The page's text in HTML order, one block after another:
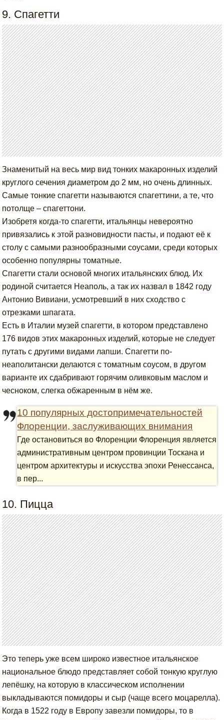
9. Спагетти
Знаменитый на весь мир вид тонких макаронных изделий
круглого сечения диаметром до 2 мм, но очень длинных.
Самые тонкие спагетти называются спагеттини, а те, что
потолще – спагеттони.
Изобретя когда-то спагетти, итальянцы невероятно
привязались к этой разновидности пасты, и подают её к
столу с самыми разнообразными соусами, среди которых
особенно популярны томатные.
Спагетти стали основой многих итальянских блюд. Их
родиной считается Неаполь, а так их назвал в 1842 году
Антонио Вивиани, усмотревший в них сходство с
отрезками шпагата.
Есть в Италии музей спагетти, в котором представлено
176 видов этих макаронных изделий, которые не следует
путать с другими видами лапши. Спагетти по-
неаполитански делаются с томатным соусом, в другом
варианте их сдабривают горячим оливковым маслом и
чесноком, слегка обжаренным в нём же.
10 популярных достопримечательностей
Флоренции, заслуживающих внимания
Где остановиться во Флоренции Флоренция является
административным центром провинции Тоскана и
центром архитектуры и искусства эпохи Ренессанса,
в пер...
10. Пицца
Это теперь уже всем широко известное итальянское
национальное блюдо представляет собой тонкую круглую
лепёшку, на которую в классическом исполнении
выкладываются помидоры и сыр (чаще всего моцарелла).
Когда в 1522 году в Европу завезли помидоры, то в